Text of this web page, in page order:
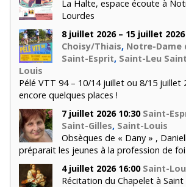
La Halte, espace écoute à
Lourdes
8 juillet 2026 – 15 juillet 2026
Choisy/Thiais, Notre-Dame
Saint-Esprit, Saint-Leu
Louis
Pélé VTT 94 – 10/14 juillet ou 8/15 juillet
encore quelques places !
7 juillet 2026 10:30 Saint-
Saint-Gilles, Saint-Louis
Obsèques de « Dany » ,
préparait les jeunes à la profession de foi
4 juillet 2026 16:00 Saint-
Récitation du Chapelet à Saint